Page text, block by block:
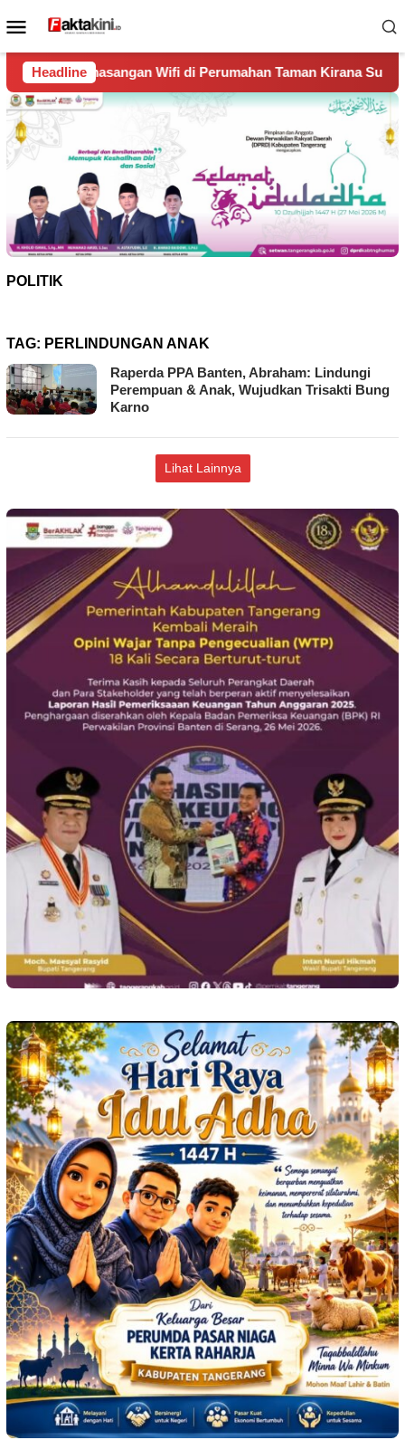
ke
Menu
Mobile
Headline
Wifi di Perumahan Taman Kirana Surya Solear
POLITIK
TAG: PERLINDUNGAN ANAK
Raperda PPA Banten, Abraham: Lindungi
Perempuan & Anak, Wujudkan Trisakti Bung
Karno
Lihat Lainnya